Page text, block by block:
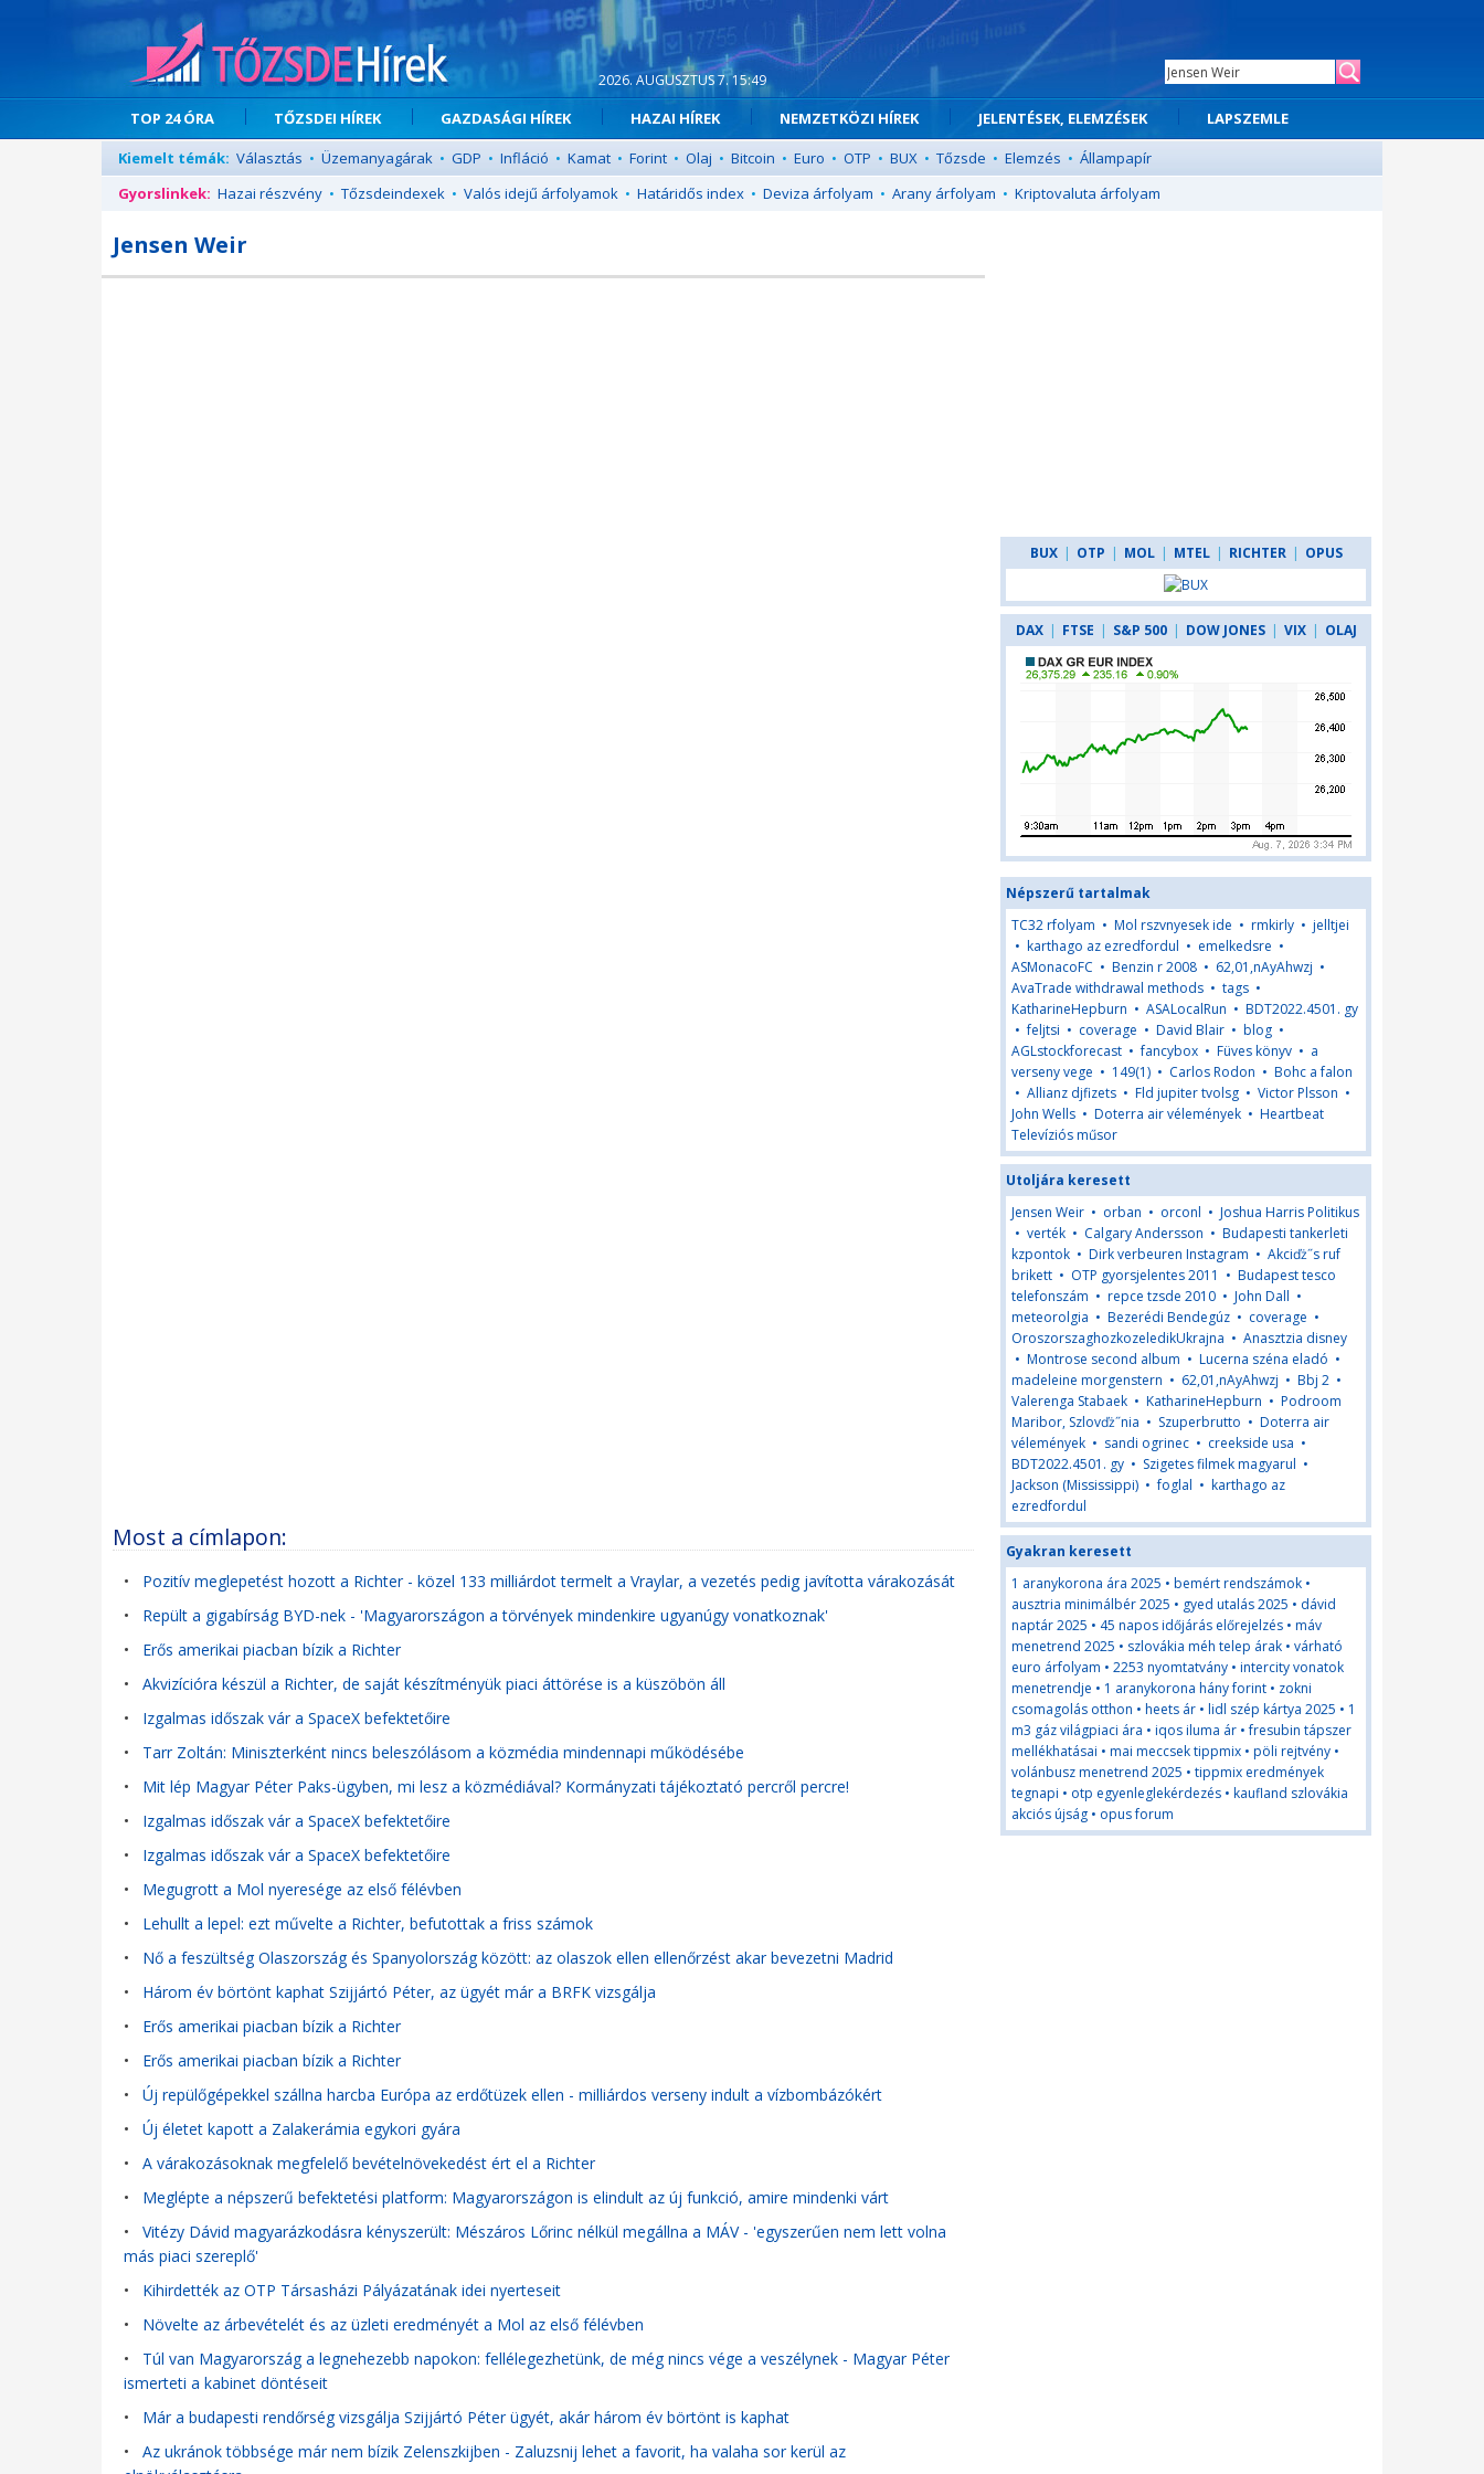
2026. AUGUSZTUS 7. 15:49
TOP 24 ÓRA TŐZSDEI HÍREK GAZDASÁGI HÍREK HAZAI HÍREK NEMZETKÖZI HÍREK JELENTÉSEK, ELEMZÉSEK
LAPSZEMLE
Kiemelt témák: Választás • Üzemanyagárak • GDP • Infláció • Kamat • Forint • Olaj • Bitcoin • Euro • OTP • BUX • Tőzsde • Elemzés • Állampapír
Gyorslinkek: Hazai részvény • Tőzsdeindexek • Valós idejű árfolyamok • Határidős index • Deviza árfolyam • Arany árfolyam • Kriptovaluta árfolyam
Jensen Weir
Most a címlapon:
• Pozitív meglepetést hozott a Richter - közel 133 milliárdot termelt a Vraylar, a vezetés pedig javította várakozását
• Repült a gigabírság BYD-nek - 'Magyarországon a törvények mindenkire ugyanúgy vonatkoznak'
• Erős amerikai piacban bízik a Richter
• Akvizícióra készül a Richter, de saját készítményük piaci áttörése is a küszöbön áll
• Izgalmas időszak vár a SpaceX befektetőire
• Tarr Zoltán: Miniszterként nincs beleszólásom a közmédia mindennapi működésébe
• Mit lép Magyar Péter Paks-ügyben, mi lesz a közmédiával? Kormányzati tájékoztató percről percre!
• Izgalmas időszak vár a SpaceX befektetőire
• Izgalmas időszak vár a SpaceX befektetőire
• Megugrott a Mol nyeresége az első félévben
• Lehullt a lepel: ezt művelte a Richter, befutottak a friss számok
• Nő a feszültség Olaszország és Spanyolország között: az olaszok ellen ellenőrzést akar bevezetni Madrid
• Három év börtönt kaphat Szijjártó Péter, az ügyét már a BRFK vizsgálja
• Erős amerikai piacban bízik a Richter
• Erős amerikai piacban bízik a Richter
• Új repülőgépekkel szállna harcba Európa az erdőtüzek ellen - milliárdos verseny indult a vízbombázókért
• Új életet kapott a Zalakerámia egykori gyára
• A várakozásoknak megfelelő bevételnövekedést ért el a Richter
• Meglépte a népszerű befektetési platform: Magyarországon is elindult az új funkció, amire mindenki várt
• Vitézy Dávid magyarázkodásra kényszerült: Mészáros Lőrinc nélkül megállna a MÁV - 'egyszerűen nem lett volna
más piaci szereplő'
• Kihirdették az OTP Társasházi Pályázatának idei nyerteseit
• Növelte az árbevételét és az üzleti eredményét a Mol az első félévben
• Túl van Magyarország a legnehezebb napokon: fellélegezhetünk, de még nincs vége a veszélynek - Magyar Péter
ismerteti a kabinet döntéseit
• Már a budapesti rendőrség vizsgálja Szijjártó Péter ügyét, akár három év börtönt is kaphat
• Az ukránok többsége már nem bízik Zelenszkijben - Zaluzsnij lehet a favorit, ha valaha sor kerül az
BUX | OTP | MOL | MTEL | RICHTER | OPUS
DAX | FTSE | S&P 500 | DOW JONES | VIX | OLAJ
Népszerű tartalmak
TC32 rfolyam • Mol rszvnyesek ide • rmkirly • jelltjei
• karthago az ezredfordul • emelkedsre •
ASMonacoFC • Benzin r 2008 • 62,01,nAyAhwzj •
AvaTrade withdrawal methods • tags •
KatharineHepburn • ASALocalRun • BDT2022.4501. gy
•feljtsi • coverage • David Blair • blog •
AGLstockforecast •fancybox • Füves könyv • a
verseny vege • 149(1) • Carlos Rodon • Bohc a falon
• Allianz djfizets • Fld jupiter tvolsg • Victor Plsson •
John Wells • Doterra air vélemények • Heartbeat
Televíziós műsor
Utoljára keresett
Jensen Weir • orban • orconl • Joshua Harris Politikus
• verték • Calgary Andersson • Budapesti tankerleti
kzpontok • Dirk verbeuren Instagram • Akciďż˝s ruf
brikett • OTP gyorsjelentes 2011 • Budapest tesco
telefonszám • repce tzsde 2010 • John Dall •
meteorolgia • Bezerédi Bendegúz • coverage •
OroszorszaghozkozeledikUkrajna • Anasztzia disney
• Montrose second album • Lucerna széna eladó •
madeleine morgenstern • 62,01,nAyAhwzj • Bbj 2 •
Valerenga Stabaek • KatharineHepburn • Podroom
Maribor, Szlovďż˝nia • Szuperbrutto • Doterra air
vélemények • sandi ogrinec • creekside usa •
BDT2022.4501. gy • Szigetes filmek magyarul •
Jackson (Mississippi) •foglal • karthago az
ezredfordul
Gyakran keresett
1 aranykorona ára 2025 • bemért rendszámok •
ausztria minimálbér 2025 • gyed utalás 2025 • dávid
naptár 2025 • 45 napos időjárás előrejelzés • máv
menetrend 2025 • szlovákia méh telep árak • várható
euro árfolyam • 2253 nyomtatvány • intercity vonatok
menetrendje • 1 aranykorona hány forint • zokni
csomagolás otthon • heets ár • lidl szép kártya 2025 • 1
m3 gáz világpiaci ára • iqos iluma ár •fresubin tápszer
mellékhatásai • mai meccsek tippmix • pöli rejtvény •
volánbusz menetrend 2025 • tippmix eredmények
tegnapi • otp egyenleglekérdezés • kaufland szlovákia
akciós újság • opus forum